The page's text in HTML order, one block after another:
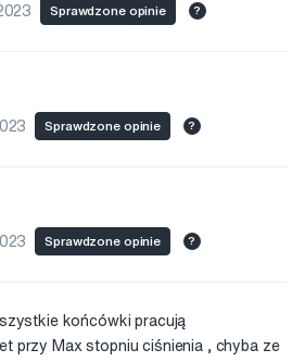
Sprawdzone opinie ?
Sprawdzone opinie ?
Sprawdzone opinie ?
końcówki pracują
przy Max stopniu ciśnienia , chyba ze